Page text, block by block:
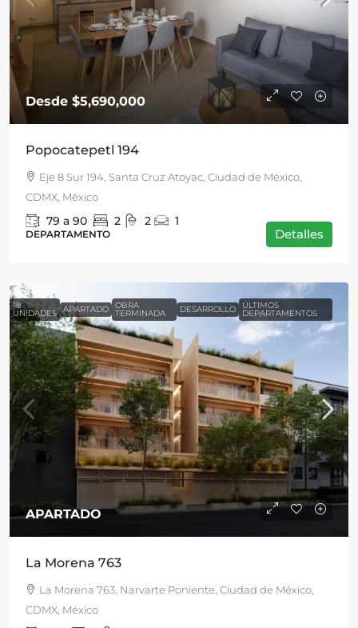
Desde $5,690,000
Popocatepetl 194
Eje 8 Sur 194, Santa Cruz Atoyac, Ciudad de México,
CDMX, México
79 a 90 2 2 1
DEPARTAMENTO Detalles
18
UNIDADES APARTADO OBRA
TERMINADA DESARROLLO ÚLTIMOS
DEPARTAMENTOS
APARTADO
La Morena 763
La Morena 763, Narvarte Poniente, Ciudad de México,
CDMX, México